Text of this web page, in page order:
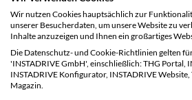
Wir nutzen Cookies hauptsächlich zur
unserer Besucherdaten, um unsere Website zu
Inhalte anzuzeigen und Ihnen ein großartiges
Die Datenschutz- und Cookie-Richtlinien gelten
'INSTADRIVE GmbH', einschließlich: THG Portal,
INSTADRIVE Konfigurator, INSTADRIVE
Magazin.